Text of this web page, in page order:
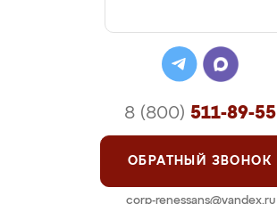
8 (800) 511-89-55
ОБРАТНЫЙ ЗВОНОК
corp-renessans@yandex.ru